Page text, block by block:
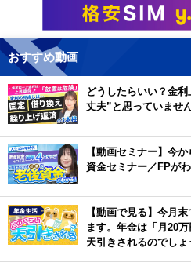
おすすめ動画
どうしたらいい？金
丈夫”と思っていませ
【動画セミナー】今
資金セミナー／FPが
【動画で見る】今月
ます。年金は「月20
天引きされるのでしょ